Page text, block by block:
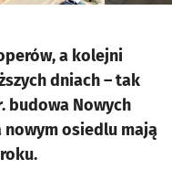
a kolejni
dniach – tak
budowa Nowych
nowym osiedlu mają